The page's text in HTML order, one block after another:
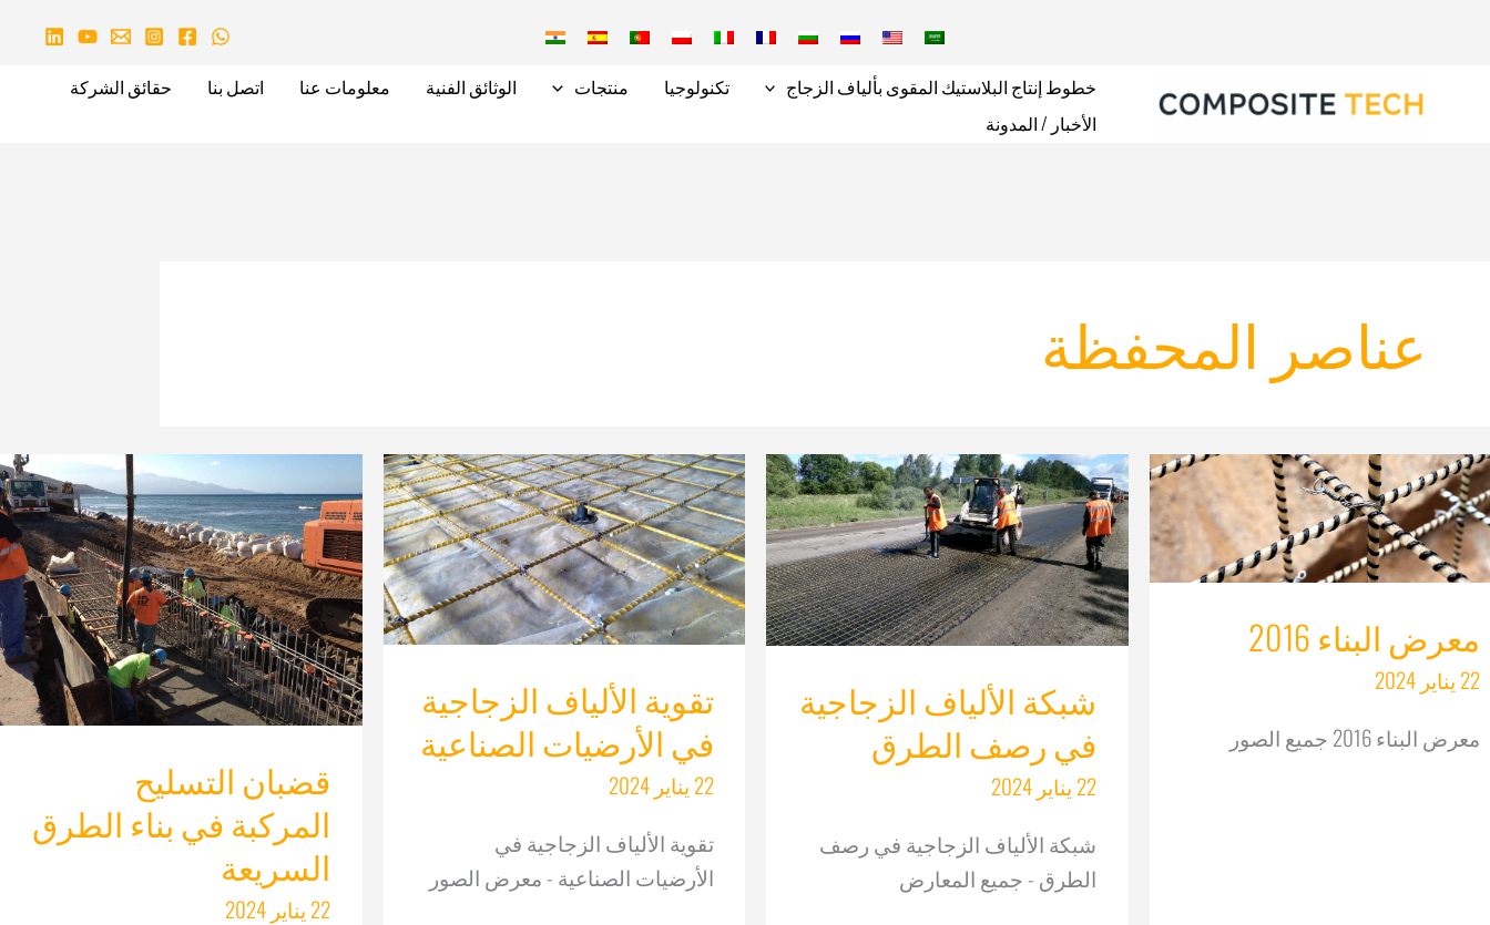
خطوط إنتاج البلاستيك المقوى بألياف الزجاج تكنولوجيا منتجات الوثائق الفنية معلومات عنا اتصل بنا
حقائق الشركة
الأخبار / المدونة
عناصر المحفظة
معرض البناء 2016
22 يناير 2024
معرض البناء 2016 جميع الصور
شبكة الألياف الزجاجية
في رصف الطرق
22 يناير 2024
شبكة الألياف الزجاجية في رصف
الطرق - جميع المعارض
تقوية الألياف الزجاجية
في الأرضيات الصناعية
22 يناير 2024
تقوية الألياف الزجاجية في
الأرضيات الصناعية - معرض الصور
قضبان التسليح
المركبة في بناء الطرق
السريعة
22 يناير 2024